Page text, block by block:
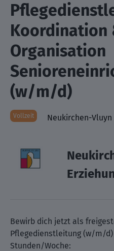
Koordination
Organisation
(w/m/d)
Vollzeit Neukirchen-Vluyn
Bewirb dich jetzt als
Pflegedienstleitung (w/m/
Stunden/Woche: